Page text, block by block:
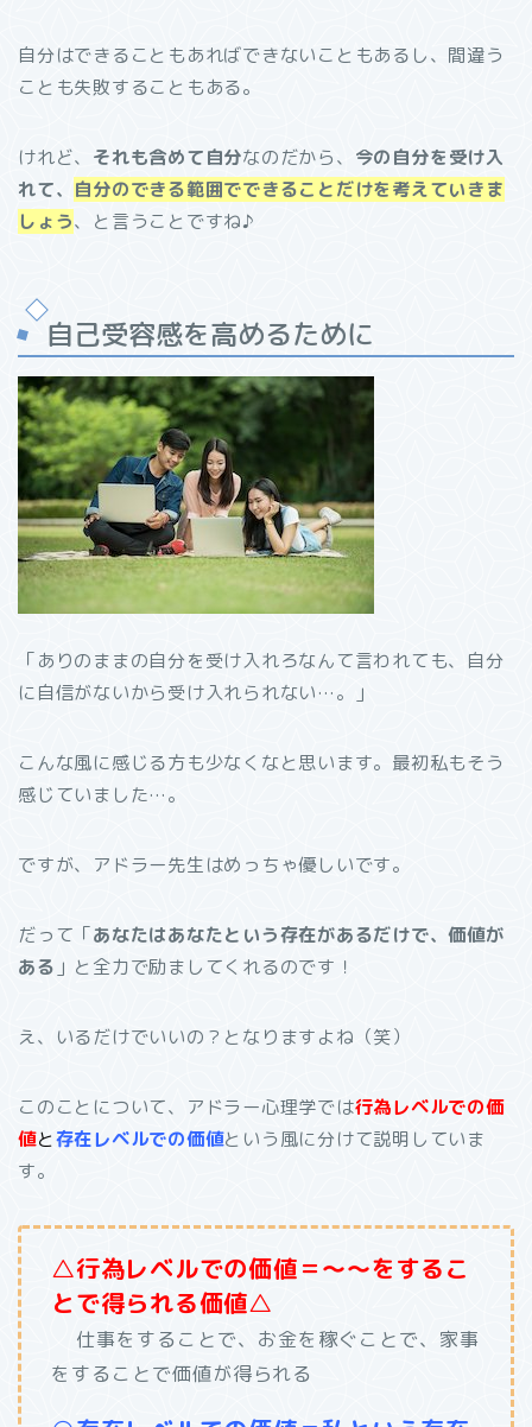
自分はできることもあればできないこともあるし、間違う
ことも失敗することもある。
けれど、 それも含めて自分なのだから、 今の自分を受け入
れて、 自分のできる範囲でできることだけを考えていきま
しょう、と言うことですね♪
自己受容感を高めるために
「ありのままの自分を受け入れろなんて言われても、自分
に自信がないから受け入れられない…。」
こんな風に感じる方も少なくなと思います。最初私もそう
感じていました…。
ですが、アドラー先生はめっちゃ優しいです。
だって「あなたはあなたという存在があるだけで、価値が
ある 」と全力で励ましてくれるのです！
え、いるだけでいいの？となりますよね（笑）
このことについて、アドラー心理学では行為レベルでの価
値と存在レベルでの価値という風に分けて説明していま
す。
△行為レベルでの価値＝～～をするこ
とで得られる価値△
仕事をすることで、お金を稼ぐことで、家事
をすることで価値が得られる